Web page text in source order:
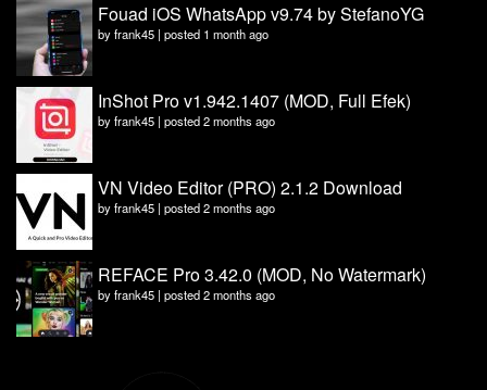
Fouad iOS WhatsApp v9.74 by StefanoYG
byfrank45 | posted 1 month ago
InShot Pro v1.942.1407 (MOD, Full Efek)
byfrank45 | posted 2 months ago
VN Video Editor (PRO) 2.1.2 Download
byfrank45 | posted 2 months ago
REFACE Pro 3.42.0 (MOD, No Watermark)
byfrank45 | posted 2 months ago